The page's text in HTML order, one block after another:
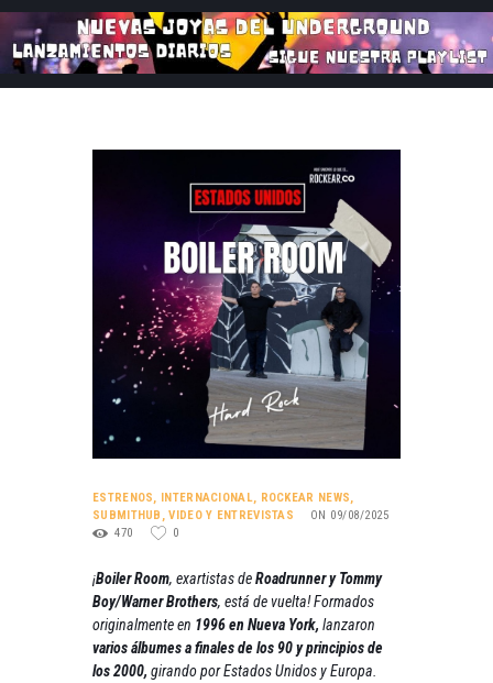
ESTRENOS, INTERNACIONAL, ROCKEAR NEWS,
SUBMITHUB ,VIDEO Y ENTREVISTAS
ON 09/08/2025
470
0
¡Boiler Room, exartistas deRoadrunner y Tommy
Boy/Warner Brothers, está de vuelta! Formados
originalmente en 1996 en Nueva York, lanzaron
varios álbumes a finales de los 90 y principios de
los 2000, girando por Estados Unidos y Europa.